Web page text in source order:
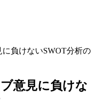
に負けないSWOT分析の
意見に負けな